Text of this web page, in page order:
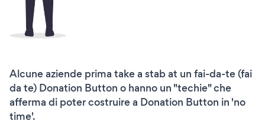
Alcune aziende prima take a stab at un fai-da-te (fai
da te) Donation Button o hanno un "techie" che
afferma di poter costruire a Donation Button in 'no
time'.